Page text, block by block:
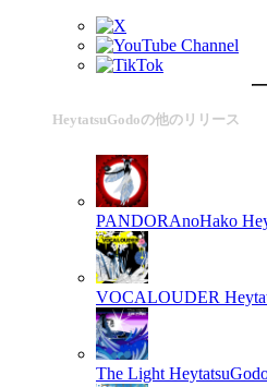
HeytatsuGodoの他のリリース
PANDORAnoHako
VOCALOUDER
The Light